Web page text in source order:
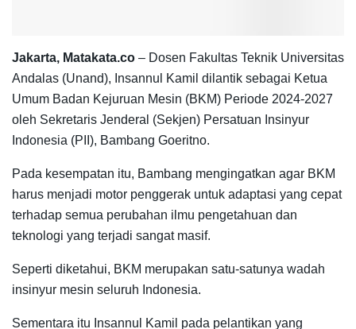
Jakarta, Matakata.co – Dosen Fakultas Teknik Universitas
Andalas (Unand), Insannul Kamil dilantik sebagai Ketua
Umum Badan Kejuruan Mesin (BKM) Periode 2024-2027
oleh Sekretaris Jenderal (Sekjen) Persatuan Insinyur
Indonesia (PII), Bambang Goeritno.
Pada kesempatan itu, Bambang mengingatkan agar BKM
harus menjadi motor penggerak untuk adaptasi yang cepat
terhadap semua perubahan ilmu pengetahuan dan
teknologi yang terjadi sangat masif.
Seperti diketahui, BKM merupakan satu-satunya wadah
insinyur mesin seluruh Indonesia.
Sementara itu Insannul Kamil pada pelantikan yang